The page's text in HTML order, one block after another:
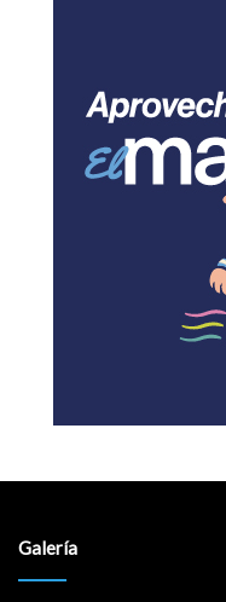
Galería